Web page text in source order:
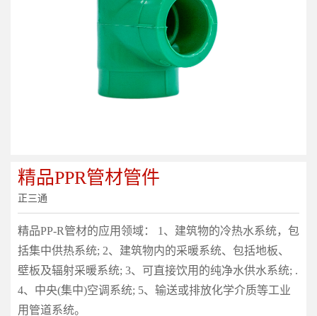
精品PPR管材管件
正三通
精品PP-R管材的应用领域： 1、建筑物的冷热水系统，包
括集中供热系统; 2、建筑物内的采暖系统、包括地板、
壁板及辐射采暖系统; 3、可直接饮用的纯净水供水系统; .
4、中央(集中)空调系统; 5、输送或排放化学介质等工业
用管道系统。